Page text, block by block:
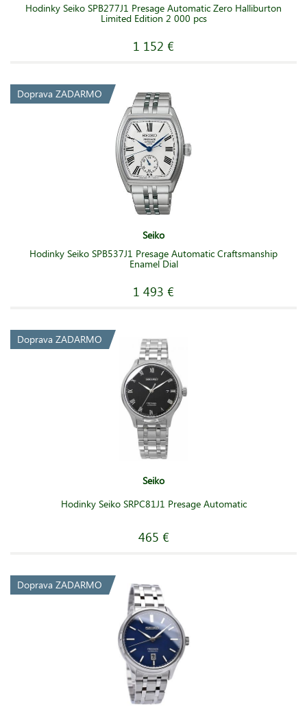
Hodinky Seiko SPB277J1 Presage Automatic Zero Halliburton
Limited Edition 2 000 pcs
1 152 €
Doprava ZADARMO
Seiko
Hodinky Seiko SPB537J1 Presage Automatic Craftsmanship
Enamel Dial
1 493 €
Doprava ZADARMO
Seiko
Hodinky Seiko SRPC81J1 Presage Automatic
465 €
Doprava ZADARMO